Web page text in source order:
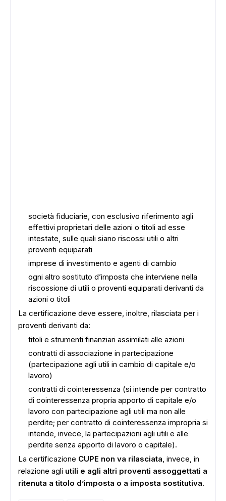
società fiduciarie, con esclusivo riferimento agli
effettivi proprietari delle azioni o titoli ad esse
intestate, sulle quali siano riscossi utili o altri
proventi equiparati
imprese di investimento e agenti di cambio
ogni altro sostituto d’imposta che interviene nella
riscossione di utili o proventi equiparati derivanti da
azioni o titoli
La certificazione deve essere, inoltre, rilasciata per i
proventi derivanti da:
titoli e strumenti finanziari assimilati alle azioni
contratti di associazione in partecipazione
(partecipazione agli utili in cambio di capitale e/o
lavoro)
contratti di cointeressenza (si intende per contratto
di cointeressenza propria apporto di capitale e/o
lavoro con partecipazione agli utili ma non alle
perdite; per contratto di cointeressenza impropria si
intende, invece, la partecipazioni agli utili e alle
perdite senza apporto di lavoro o capitale).
La certificazione CUPE non va rilasciata, invece, in
relazione agli utili e agli altri proventi assoggettati a
ritenuta a titolo d’imposta o a imposta sostitutiva.